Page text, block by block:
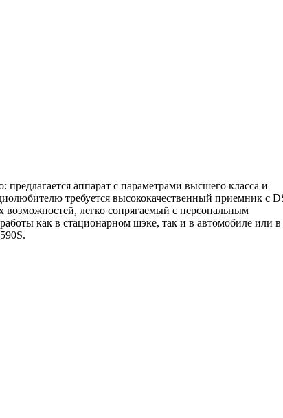
аппарат с параметрами высшего класса и
требуется высококачественный приемник с
легко сопрягаемый с персональным
как в стационарном шэке, так и в автомобиле или в